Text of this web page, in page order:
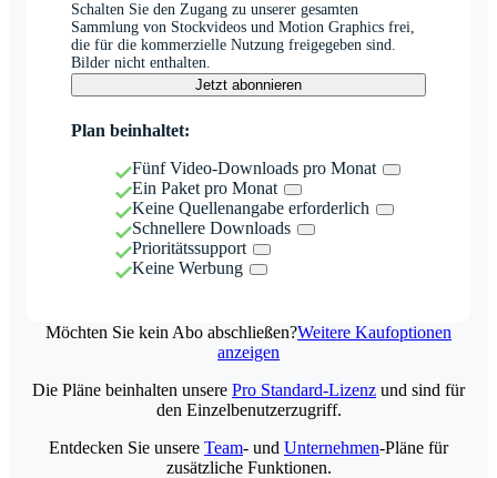
Schalten Sie den Zugang zu unserer gesamten
Sammlung von Stockvideos und Motion Graphics frei,
die für die kommerzielle Nutzung freigegeben sind.
Bilder nicht enthalten.
Jetzt abonnieren
Plan beinhaltet:
Fünf Video-Downloads pro Monat
Ein Paket pro Monat
Keine Quellenangabe erforderlich
Schnellere Downloads
Prioritätssupport
Keine Werbung
Möchten Sie kein Abo abschließen?Weitere Kaufoptionen
anzeigen
Die Pläne beinhalten unsere Pro Standard-Lizenz und sind für
den Einzelbenutzerzugriff.
Entdecken Sie unsere Team- und Unternehmen-Pläne für
zusätzliche Funktionen.